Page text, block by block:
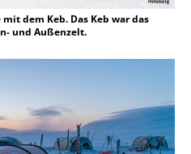
dem Keb. Das Keb war das
und Außenzelt.